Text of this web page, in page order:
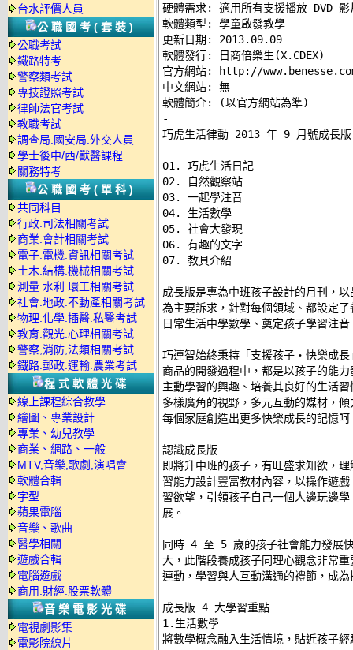
台水評價人員
公職國考(套裝)
公職考試
鐵路特考
警察類考試
專技證照考試
律師法官考試
教職考試
調查局.國安局.外交人員
學士後中/西/獸醫課程
關務特考
公職國考(單科)
共同科目
行政.司法相關考試
商業.會計相關考試
電子.電機.資訊相關考試
土木.結構.機械相關考試
測量.水利.環工相關考試
社會.地政.不動產相關考試
物理.化學.插醫.私醫考試
教育.觀光.心理相關考試
警察,消防,法類相關考試
鐵路.郵政.運輸.農業考試
程式軟體光碟
線上課程綜合教學
繪圖、專業設計
專業、幼兒教學
商業、網路、一般
MTV,音樂,歌劇,演唱會
軟體合輯
字型
蘋果電腦
音樂、歌曲
醫學相關
遊戲合輯
電腦遊戲
商用.財經.股票軟體
音樂電影光碟
電視劇影集
電影院線片
硬體需求: 適用所有支援播放 DVD
軟體類型: 學童啟發教學
更新日期: 2013.09.09
軟體發行: 日商倍樂生(X.CDEX)
官方網站: http://
中文網站: 無
-
巧虎生活律動 2013 年 9 月號成長
01. 巧虎生活日記
02. 自然觀察站
03. 一起學注音
04. 生活數學
05. 社會大發現
06. 有趣的文字
07. 教具介紹
成長版是專為中班孩子設計的月刊，
為主要訴求，針對每個領域、都設定
日常生活中學數學、奠定孩子學習注
巧連智始終秉持「支援孩子‧快樂成
商品的開發過程中，都是以孩子的能
主動學習的興趣、培養其良好的生活
多樣廣角的視野，多元互動的媒材，
每個家庭創造出更多快樂成長的記憶
認識成長版
即將升中班的孩子，有旺盛求知欲，
習能力設計豐富教材內容，以操作遊
習欲望，引領孩子自己一個人邊玩邊
展。
同時 4 至 5 歲的孩子社會能力發展
大，此階段養成孩子同理心觀念非常
連動，學習與人互動溝通的禮節，成
成長版 4 大學習重點
1.生活數學
將數學概念融入生活情境，貼近孩子